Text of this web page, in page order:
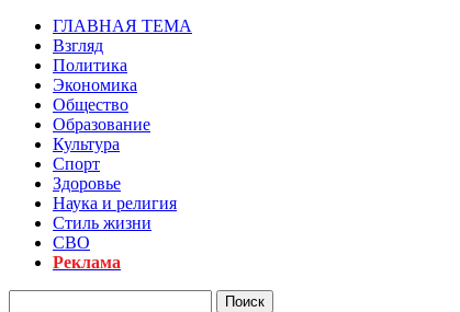
ГЛАВНАЯ ТЕМА
Взгляд
Политика
Экономика
Общество
Образование
Культура
Спорт
Здоровье
Наука и религия
Стиль жизни
СВО
Реклама